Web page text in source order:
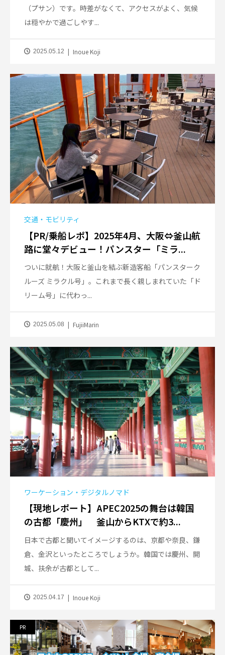
（プサン）です。時差がなくて、アクセスがよく、気候
は穏やかで過ごしやす...
2025.05.12 Inoue Koji
交通・モビリティ
【PR/乗船レポ】2025年4月、大阪⇔釜山航
路に堂々デビュー！パンスター「ミラ...
ついに就航！大阪と釜山を結ぶ新造客船「パンスターク
ルーズ ミラクル号」。これまで長く親しまれていた「ド
リーム号」に代わっ...
2025.05.08 FujiiMarin
ワーケーション・デジタルノマド
【現地レポート】APEC2025の舞台は韓国
の古都「慶州」 釜山からKTXで約3...
日本で古都と聞いてイメージするのは、京都や奈良、鎌
倉、金沢といったところでしょうか。韓国では慶州、開
城、扶余が古都として...
2025.04.17 Inoue Koji
PR